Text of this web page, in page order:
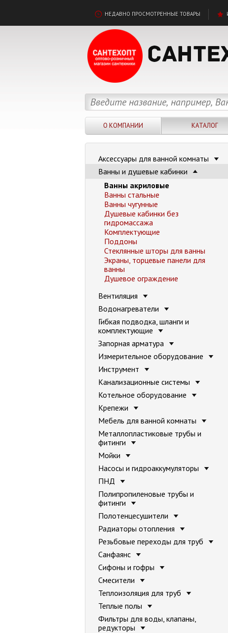
НЕДАВНО ПРОСМОТРЕННЫЕ ТОВАРЫ
О КОМПАНИИ КАТАЛОГ
Аксессуары для ванной комнаты
Ванны и душевые кабинки
Ванны акриловые
Ванны стальные
Ванны чугунные
Душевые кабинки без
гидромассажа
Комплектующие
Поддоны
Стеклянные шторы для ванны
Экраны, торцевые панели для
ванны
Душевое ограждение
Вентиляция
Водонагреватели
Гибкая подводка, шланги и
комплектующие
Запорная арматура
Измерительное оборудование
Инструмент
Канализационные системы
Котельное оборудование
Крепежи
Мебель для ванной комнаты
Металлопластиковые трубы и
фитинги
Мойки
Насосы и гидроаккумуляторы
ПНД
Полипропиленовые трубы и
фитинги
Полотенцесушители
Радиаторы отопления
Резьбовые переходы для труб
Санфаянс
Сифоны и гофры
Смесители
Теплоизоляция для труб
Теплые полы
Фильтры для воды, клапаны,
редукторы